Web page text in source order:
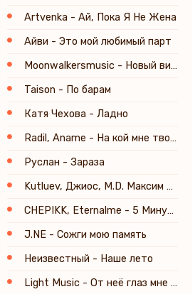
Artvenka - Ай, Пока Я Не Жена
Айви - Это мой любимый парт
Moonwalkersmusic - Новый вираж
Taison - По барам
Катя Чехова - Ладно
Radil, Aname - На кой мне твоя любовь
Руслан - Зараза
Kutluev, Джиос, M.D. Максим Данилов - Больше так не скучай (Remix)
CHEPIKK, Eternalme - 5 Минут назад (Remix)
J.NE - Сожги мою память
Неизвестный - Наше лето
Light Music - От неё глаз мне не отвести